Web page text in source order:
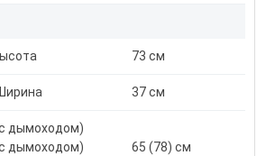
73 см
37 см
с дымоходом)
с дымоходом)
65 (78) см